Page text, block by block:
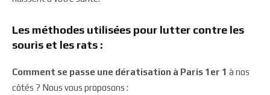
Les méthodes utilisées pour lutter contre les
souris et les rats :
Comment se passe une dératisation à Paris 1er 1 à nos
côtés ? Nous vous proposons :